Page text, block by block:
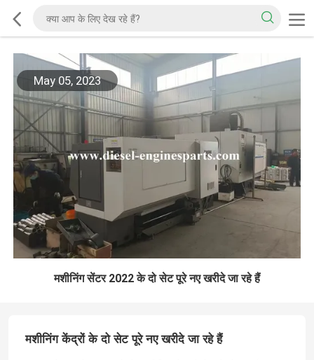
May 05, 2023
मशीनिंग सेंटर 2022 के दो सेट पूरे नए खरीदे जा रहे हैं
मशीनिंग केंद्रों के दो सेट पूरे नए खरीदे जा रहे हैं